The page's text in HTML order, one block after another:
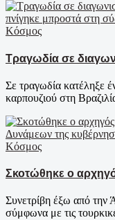
Κόσμος
Τραγωδία σε
Σε τραγωδία κατέληξε
καρπουζιού στη
Κόσμος
Σκοτώθηκε ο
Συνετρίβη έξω από την
σύμφωνα με τις